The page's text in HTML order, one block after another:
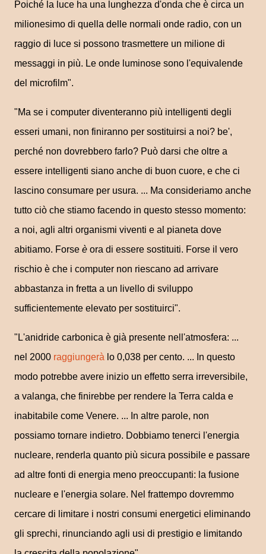
Poiché la luce ha una lunghezza d'onda che è circa un
milionesimo di quella delle normali onde radio, con un
raggio di luce si possono trasmettere un milione di
messaggi in più. Le onde luminose sono l'equivalende
del microfilm".
"Ma se i computer diventeranno più intelligenti degli
esseri umani, non finiranno per sostituirsi a noi? be',
perché non dovrebbero farlo? Può darsi che oltre a
essere intelligenti siano anche di buon cuore, e che ci
lascino consumare per usura. ... Ma consideriamo anche
tutto ciò che stiamo facendo in questo stesso momento:
a noi, agli altri organismi viventi e al pianeta dove
abitiamo. Forse è ora di essere sostituiti. Forse il vero
rischio è che i computer non riescano ad arrivare
abbastanza in fretta a un livello di sviluppo
sufficientemente elevato per sostituirci".
"L'anidride carbonica è già presente nell'atmosfera: ...
nel 2000 raggiungerà lo 0,038 per cento. ... In questo
modo potrebbe avere inizio un effetto serra irreversibile,
a valanga, che finirebbe per rendere la Terra calda e
inabitabile come Venere. ... In altre parole, non
possiamo tornare indietro. Dobbiamo tenerci l'energia
nucleare, renderla quanto più sicura possibile e passare
ad altre fonti di energia meno preoccupanti: la fusione
nucleare e l'energia solare. Nel frattempo dovremmo
cercare di limitare i nostri consumi energetici eliminando
gli sprechi, rinunciando agli usi di prestigio e limitando